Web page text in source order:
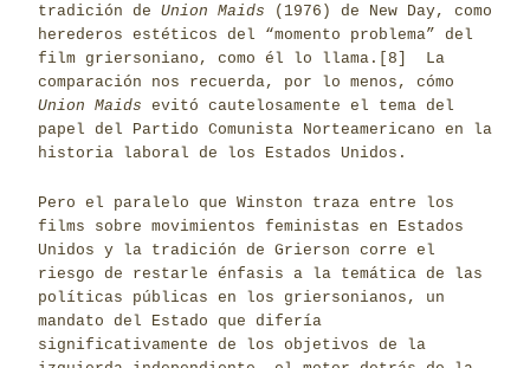
tradición de Union Maids (1976) de New Day, como
herederos estéticos del “momento problema” del
film griersoniano, como él lo llama. [8]
La
comparación nos recuerda, por lo menos, cómo
Union Maids evitó cautelosamente el tema del
papel del Partido Comunista Norteamericano en la
historia laboral de los Estados Unidos.
Pero el paralelo que Winston traza entre los
films sobre movimientos feministas en Estados
Unidos y la tradición de Grierson corre el
riesgo de restarle énfasis a la temática de las
políticas públicas en los griersonianos, un
mandato del Estado que difería
significativamente de los objetivos de la